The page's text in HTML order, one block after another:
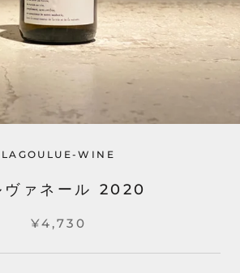
LAGOULUE-WINE
ヴァネール 2020
¥4,730